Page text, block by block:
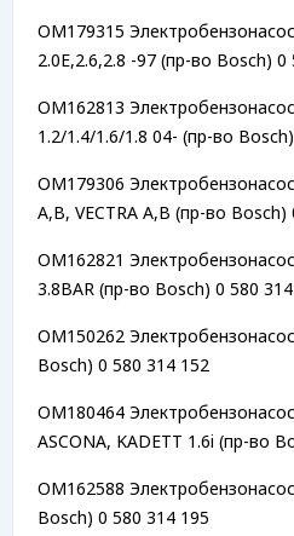
OM179315
2.0E,2.6,2.8 -97 (пр-во Bosch) 0
OM162813
1.2/1.4/1.6/1.8 04- (пр-во
OM179306
A,B, VECTRA A,B (пр-во
OM162821
3.8BAR (пр-во Bosch) 0 580
OM150262
Bosch) 0 580 314 152
OM180464
ASCONA, KADETT 1.6i (пр-во
OM162588
Bosch) 0 580 314 195